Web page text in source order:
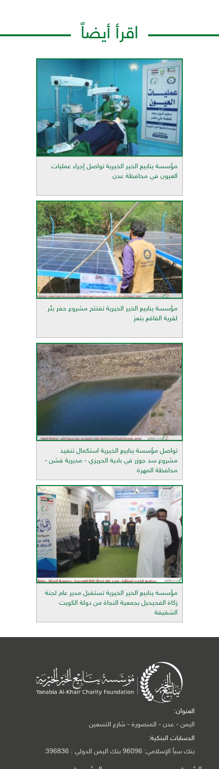
اقرأ أيضاً
مؤسسة ينابيع الخير الخيرية تواصل إجراء عمليات
العيون في محافظة عدن
مؤسسة ينابيع الخير الخيرية تفتتح مشروع حفر بئر
لقرية الفاقع بتعز
تواصل مؤسسة ينابيع الخيرية استكمال تنفيذ
مشروع سد جوزر في بادية الحريزي - مديرية قشن -
محافظة المهرة
مؤسسة ينابيع الخير الخيرية تستقبل مدير عام لجنة
زكاة الفحيحيل بجمعية النجاة من دولة الكويت
الشقيقة
العنوان:
اليمن - عدن - المنصورة - شارع التسعين
الحسابات البنكية:
بنك سبأ الإسلامي: 96096 بنك اليمن الدولي : 396836